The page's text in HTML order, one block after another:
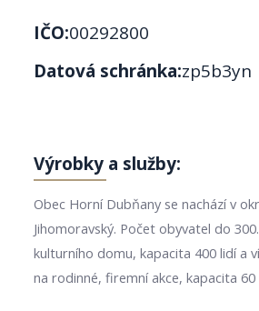
IČO:00292800
Datová schránka:zp5b3yn
Výrobky a služby:
Obec Horní Dubňany se nachází v
Jihomoravský. Počet obyvatel do
kulturního domu, kapacita 400 lidí a
na rodinné, firemní akce, kapacita 60